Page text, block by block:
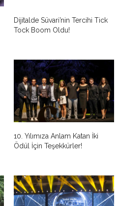
Dijitalde Süvari’nin Tercihi Tick
Tock Boom Oldu!
10. Yılımıza Anlam Katan İki
Ödül İçin Teşekkürler!